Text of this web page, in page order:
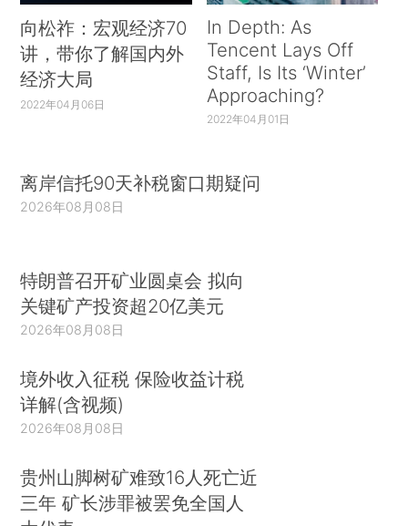
向松祚：宏观经济70
讲，带你了解国内外
经济大局
2022年04月06日
In Depth: As
Tencent Lays Off
Staff, Is Its ‘Winter’
Approaching?
2022年04月01日
离岸信托90天补税窗口期疑问
2026年08月08日
特朗普召开矿业圆桌会 拟向
关键矿产投资超20亿美元
2026年08月08日
境外收入征税 保险收益计税
详解(含视频)
2026年08月08日
贵州山脚树矿难致16人死亡近
三年 矿长涉罪被罢免全国人